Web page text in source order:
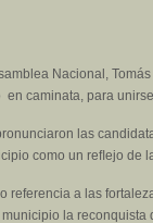
Nacional,
en caminata, para
las
como un reﬂejo
referencia a las
la